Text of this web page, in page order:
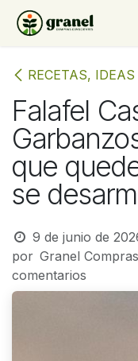
Ir al contenido
RECETAS,
Falafel
que
se
9 de junio de
por Granel
comentarios